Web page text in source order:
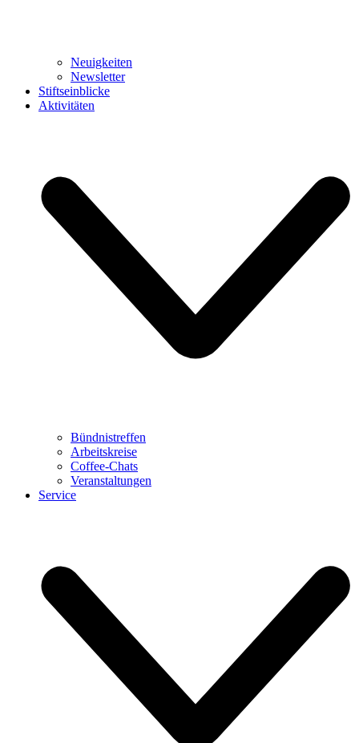
Neuigkeiten
Newsletter
Stiftseinblicke
Aktivitäten
Bündnistreffen
Arbeitskreise
Coffee-Chats
Veranstaltungen
Service